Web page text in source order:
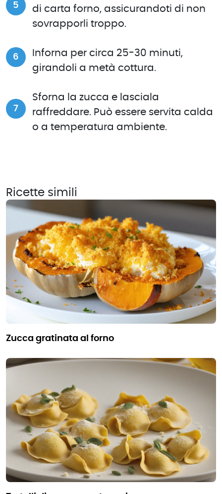
di carta forno, assicurandoti di non
sovrapporli troppo.
Inforna per circa 25-30 minuti,
girandoli a metà cottura.
Sforna la zucca e lasciala
raffreddare. Può essere servita calda
o a temperatura ambiente.
Ricette simili
zucca gratinata al forno